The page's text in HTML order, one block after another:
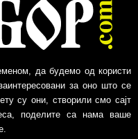
да будемо од користи
за оно што се
су они, створили смо сајт
поделите са нама ваше